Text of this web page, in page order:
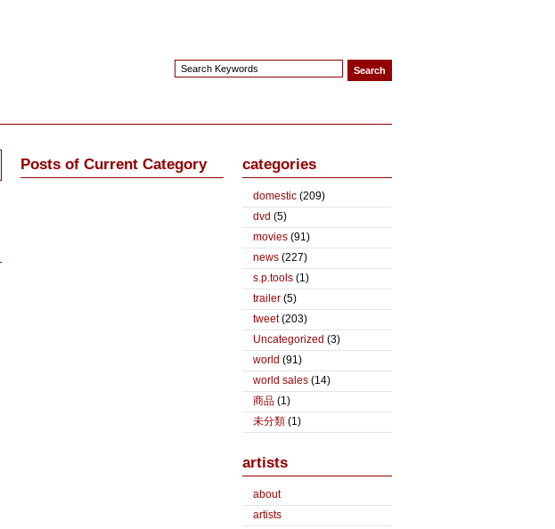
Posts of Current Category categories
domestic (209)
dvd (5)
movies (91)
news (227)
s.p.tools (1)
trailer (5)
tweet(203)
Uncategorized (3)
world (91)
world sales (14)
商品 (1)
未分類 (1)
artists
about
artists